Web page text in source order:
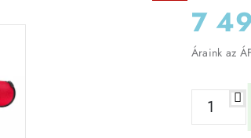
7
Áraink az